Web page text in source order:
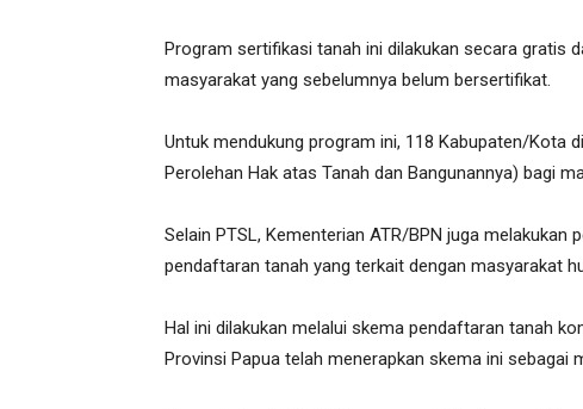
Program sertifikasi tanah ini dilakukan secara gratis
masyarakat yang sebelumnya belum bersertifikat.
Untuk mendukung program ini, 118 Kabupaten/Kota
Perolehan Hak atas Tanah dan Bangunannya) bagi
Selain PTSL, Kementerian ATR/BPN juga
pendaftaran tanah yang terkait dengan masyarakat
Hal ini dilakukan melalui skema pendaftaran tanah
Provinsi Papua telah menerapkan skema ini sebagai